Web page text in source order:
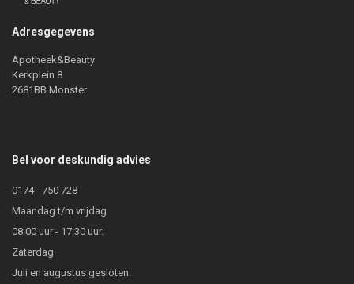
Adresgegevens
Apotheek&Beauty
Kerkplein 8
2681BB Monster
Bel voor deskundig advies
0174 - 750 728
Maandag t/m vrijdag
08:00 uur - 17:30 uur.
Zaterdag
Juli en augustus gesloten.